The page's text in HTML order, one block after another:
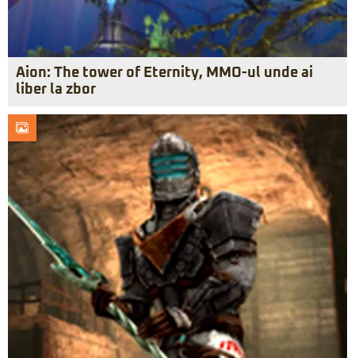
Aion: The tower of Eternity, MMO-ul unde ai
liber la zbor